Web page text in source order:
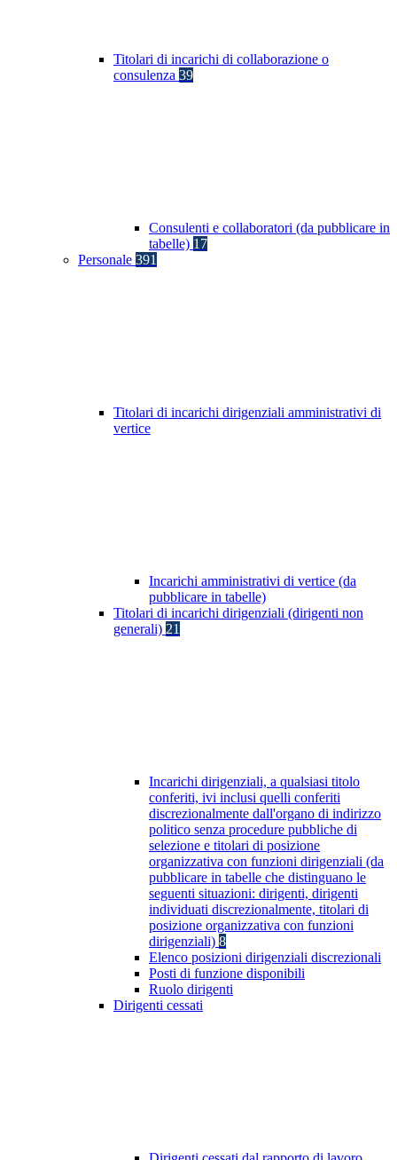
Titolari di incarichi di collaborazione o
consulenza 39
Consulenti e collaboratori (da pubblicare in
tabelle) 17
Personale 391
Titolari di incarichi dirigenziali amministrativi di
vertice
Incarichi amministrativi di vertice (da
pubblicare in tabelle)
Titolari di incarichi dirigenziali (dirigenti non
generali) 21
Incarichi dirigenziali, a qualsiasi titolo
conferiti, ivi inclusi quelli conferiti
discrezionalmente dall'organo di indirizzo
politico senza procedure pubbliche di
selezione e titolari di posizione
organizzativa con funzioni dirigenziali (da
pubblicare in tabelle che distinguano le
seguenti situazioni: dirigenti, dirigenti
individuati discrezionalmente, titolari di
posizione organizzativa con funzioni
dirigenziali) 8
Elenco posizioni dirigenziali discrezionali
Posti di funzione disponibili
Ruolo dirigenti
Dirigenti cessati